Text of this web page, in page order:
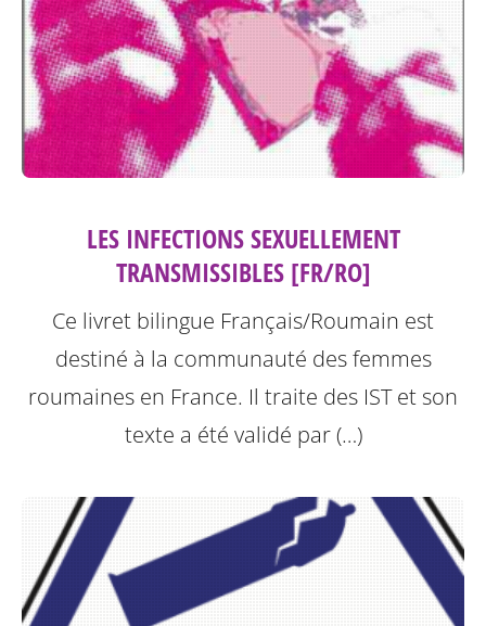
LES INFECTIONS SEXUELLEMENT
TRANSMISSIBLES [FR/RO]
Ce livret bilingue Français/Roumain est
destiné à la communauté des femmes
roumaines en France. Il traite des IST et son
texte a été validé par (…)